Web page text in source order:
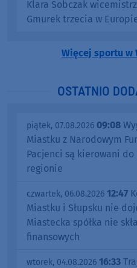
Klara Sobczak
Gmurek trzecia w
Więcej sportu w
OSTATNIO
piątek, 07.08.2026 09:08
Miastku z Narodowym
Pacjenci są kierowani
regionie
czwartek, 06.08.2026 12:47
Miastku i Słupsku nie
Miastecka spółka nie
finansowych
wtorek, 04.08.2026 16:33